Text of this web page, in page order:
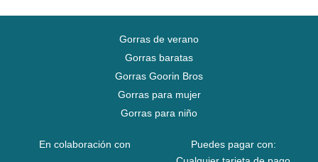
Gorras de verano
Gorras baratas
Gorras Goorin Bros
Gorras para mujer
Gorras para niño
En colaboración con
Puedes pagar con: